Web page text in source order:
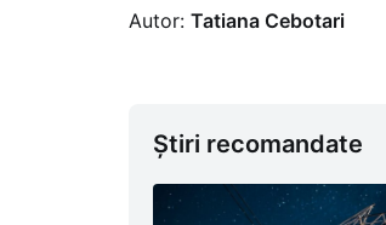
Autor: Tatiana Cebotari
Știri recomandate